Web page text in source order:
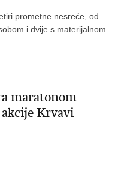
prometne nesreće, od
i dvije s materijalnom
maratonom
Krvavi